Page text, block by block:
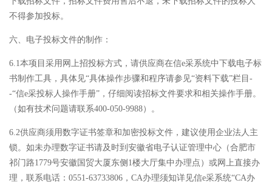
不得参加投标。
六、电子投标文件的制作：
6.1本项目采用网上招投标方式，请供应商在信e采系统中下载电子标
书制作工具，具体见“具体操作步骤和程序请参见“资料下载”栏目-
-“信e采投标人操作手册”，仔细阅读招标文件要求和相关操作手册。
（如有技术问题请联系400-050-9988）。
6.2供应商须用数字证书签章和加密投标文件，建议使用企业法人主
锁。如未办理数字证书请及时到安徽省电子认证管理中心（合肥市
祁门路1779号安徽国贸大厦东侧1楼大厅集中办理点）或网上直接办
理，联系电话：0551-63733806，CA办理须知详见信e采系统“CA办